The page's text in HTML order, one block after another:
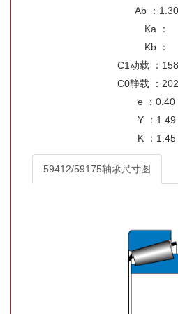
Ab ：1.30
Ka ：
Kb ：
C1动载 ：
C0静载 ：
e ：0.40
Y ：1.49
K ：1.45
59412/59175轴承尺寸图